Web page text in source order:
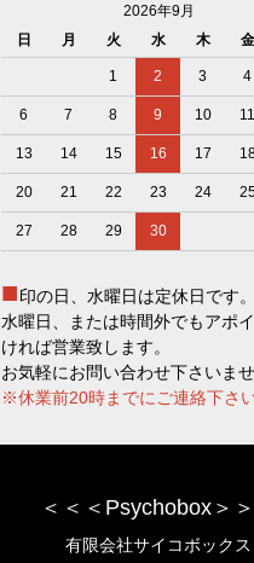
2026年9月
日
月 火 水 木 金
1 2 3 4
6 7 8 9 10 11
13 14 15 16 17
20 21 22 23 24
27 28 29 30
■印の日、水曜日は定休日です。
水曜日、または時間外でもアポ
ければ営業致します。
お気軽にお問い合わせ下さいませ
※休業前20時までにご連絡下さい
＜＜＜Psychobox＞
有限会社サイコボックス